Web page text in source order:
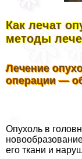
Как лечат
методы
Лечение
операции —
Опухоль в
его ткани и